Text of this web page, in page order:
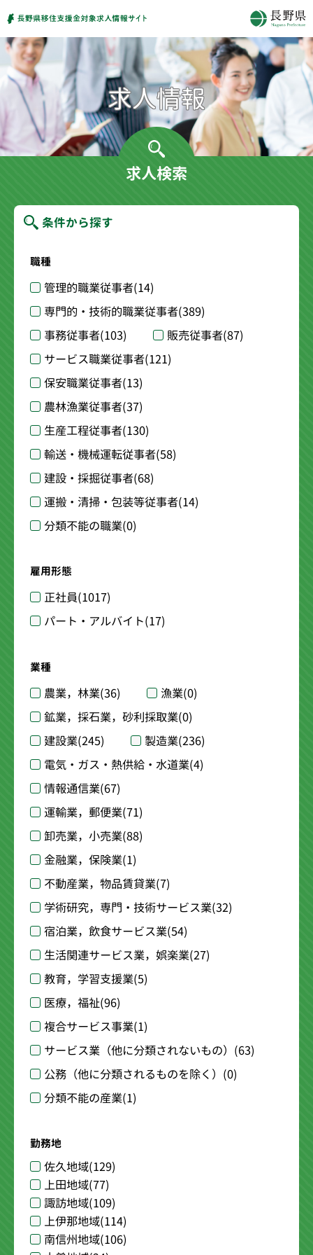
求人検索
条件から探す
職種
管理的職業従事者(14)
専門的・技術的職業従事者(389)
事務従事者(103) 販売従事者(87)
サービス職業従事者(121)
保安職業従事者(13)
農林漁業従事者(37)
生産工程従事者(130)
輸送・機械運転従事者(58)
建設・採掘従事者(68)
運搬・清掃・包装等従事者(14)
分類不能の職業(0)
雇用形態
正社員(1017)
パート・アルバイト(17)
業種
農業，林業(36) 漁業(0)
鉱業，採石業，砂利採取業(0)
建設業(245) 製造業(236)
電気・ガス・熱供給・水道業(4)
情報通信業(67)
運輸業，郵便業(71)
卸売業，小売業(88)
金融業，保険業(1)
不動産業，物品賃貸業(7)
学術研究，専門・技術サービス業(32)
宿泊業，飲食サービス業(54)
生活関連サービス業，娯楽業(27)
教育，学習支援業(5)
医療，福祉(96)
複合サービス事業(1)
サービス業（他に分類されないもの） (63)
公務（他に分類されるものを除く） (0)
分類不能の産業(1)
勤務地
佐久地域(129)
上田地域(77)
諏訪地域(109)
上伊那地域(114)
南信州地域(106)